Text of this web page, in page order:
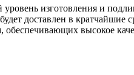
изготовления и
доставлен в кратчайшие
обеспечивающих высокое